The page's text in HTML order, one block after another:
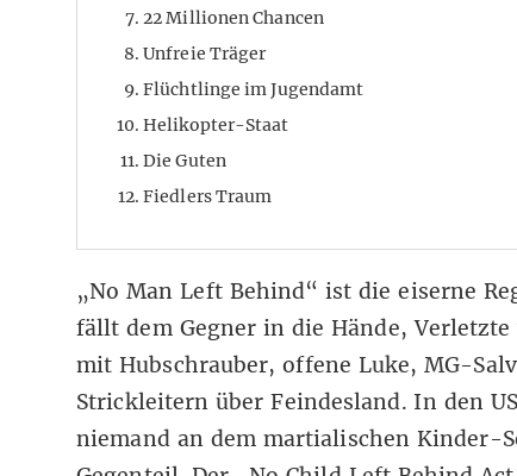
22 Millionen Chancen
Unfreie Träger
Flüchtlinge im Jugendamt
Helikopter-Staat
Die Guten
Fiedlers Traum
„No Man Left Behind“ ist die eiserne
fällt dem Gegner in die Hände,
mit Hubschrauber, offene Luke, MG-
Strickleitern über Feindesland. In den
niemand an dem martialischen Kinder-